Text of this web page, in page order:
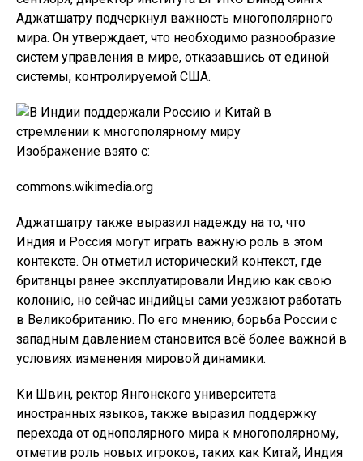
Аджатшатру подчеркнул важность многополярного
мира. Он утверждает, что необходимо разнообразие
систем управления в мире, отказавшись от единой
системы, контролируемой США.
Изображение взято с:
commons.wikimedia.org
Аджатшатру также выразил надежду на то, что
Индия и Россия могут играть важную роль в этом
контексте. Он отметил исторический контекст, где
британцы ранее эксплуатировали Индию как свою
колонию, но сейчас индийцы сами уезжают работать
в Великобританию. По его мнению, борьба России с
западным давлением становится всё более важной в
условиях изменения мировой динамики.
Ки Швин, ректор Янгонского университета
иностранных языков, также выразил поддержку
перехода от однополярного мира к многополярному,
отметив роль новых игроков, таких как Китай, Индия